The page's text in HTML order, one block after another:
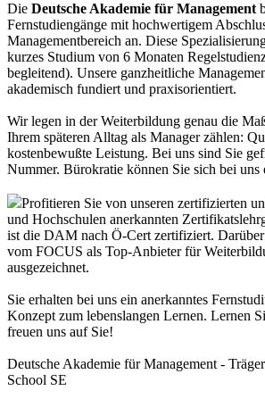
Die Deutsche Akademie für Management
Fernstudiengänge mit hochwertigem
Managementbereich an. Diese
kurzes Studium von 6 Monaten
begleitend). Unsere ganzheitliche
akademisch fundiert und praxisorientiert.
Wir legen in der Weiterbildung genau die
Ihrem späteren Alltag als Manager zählen:
kostenbewußte Leistung. Bei uns sind Sie
Nummer. Bürokratie können Sie sich bei uns
Profitieren Sie von unseren zertifizierten
und Hochschulen anerkannten
ist die DAM nach Ö-Cert zertifiziert.
vom FOCUS als Top-Anbieter für
ausgezeichnet.
Sie erhalten bei uns ein anerkanntes
Konzept zum lebenslangen Lernen. Lernen
freuen uns auf Sie!
Deutsche Akademie für Management -
School SE